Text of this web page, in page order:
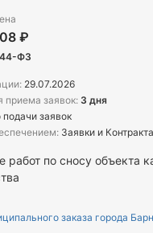
работ по сносу объекта
заказа города
₽
44-ФЗ
29.07.2026
приема заявок: 3 дня
заявок
Заявки и Контракта